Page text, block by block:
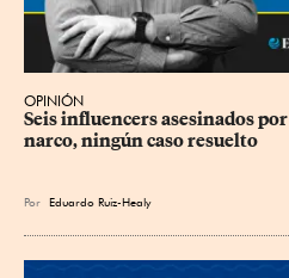
OPINIÓN
Seis influencers asesinados
narco, ningún caso resuelto
Por Eduardo Ruiz-Healy